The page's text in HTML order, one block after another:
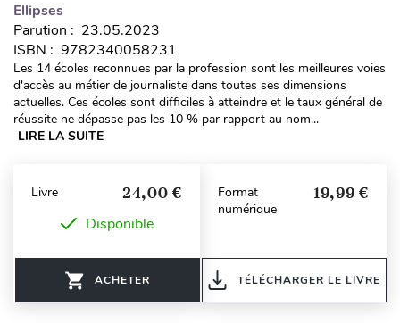
Ellipses
Parution : 23.05.2023
ISBN : 9782340058231
Les 14 écoles reconnues par la profession sont les meilleures voies
d'accès au métier de journaliste dans toutes ses dimensions
actuelles. Ces écoles sont difficiles à atteindre et le taux général de
réussite ne dépasse pas les 10 % par rapport au nom...
LIRE LA SUITE
Livre 24,00 €
Disponible
ACHETER
Format
numérique
19,99 €
TÉLÉCHARGER LE LIVRE